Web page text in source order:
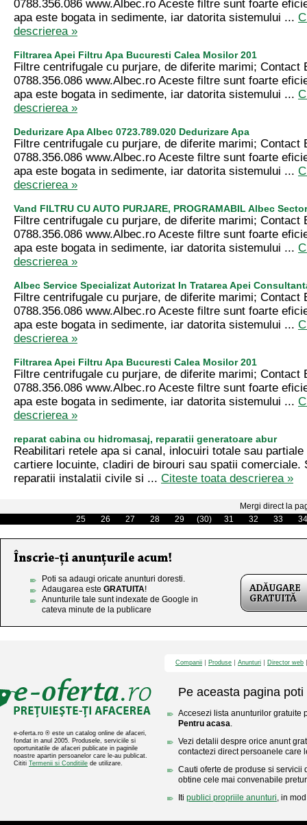
0788.356.086 www.Albec.ro Aceste filtre sunt foarte
apa este bogata in sedimente, iar datorita sistemului ...
descrierea »
Filtrarea Apei Filtru Apa Bucuresti Calea Mosilor 201
Filtre centrifugale cu purjare, de diferite marimi; Contact
0788.356.086 www.Albec.ro Aceste filtre sunt foarte
apa este bogata in sedimente, iar datorita sistemului ...
descrierea »
Dedurizare Apa Albec 0723.789.020 Dedurizare Apa
Filtre centrifugale cu purjare, de diferite marimi; Contact
0788.356.086 www.Albec.ro Aceste filtre sunt foarte
apa este bogata in sedimente, iar datorita sistemului ...
descrierea »
Vand FILTRU CU AUTO PURJARE, PROGRAMABIL Albec
Filtre centrifugale cu purjare, de diferite marimi; Contact
0788.356.086 www.Albec.ro Aceste filtre sunt foarte
apa este bogata in sedimente, iar datorita sistemului ...
descrierea »
Albec Service Specializat Autorizat In Tratarea Apei
Filtre centrifugale cu purjare, de diferite marimi; Contact
0788.356.086 www.Albec.ro Aceste filtre sunt foarte
apa este bogata in sedimente, iar datorita sistemului ...
descrierea »
Filtrarea Apei Filtru Apa Bucuresti Calea Mosilor 201
Filtre centrifugale cu purjare, de diferite marimi; Contact
0788.356.086 www.Albec.ro Aceste filtre sunt foarte
apa este bogata in sedimente, iar datorita sistemului ...
descrierea »
reparat cabina cu hidromasaj, reparatii generatoare abur
Reabilitari retele apa si canal, inlocuiri totale sau
cartiere locuinte, cladiri de birouri sau spatii comerciale.
reparatii instalatii civile si ... Citeste toata descrierea »
Mergi direct la
25
26 27 28 29 (30) 31 32 33 34
Poti sa adaugi oricate anunturi doresti.
Adaugarea este GRATUITA!
Anunturile tale sunt indexate de Google in
cateva minute de la publicare
e-oferta.ro ® este un catalog online de afaceri,
fondat in anul 2005. Produsele, serviciile si
oportunitatile de afaceri publicate in paginile
noastre apartin persoanelor care le-au publicat.
Cititi Termenii si Conditiile de utilizare.
Companii Produse Anunturi Director web
Pe aceasta pagina poti
Accesezi lista anunturilor gratuite
Pentru acasa.
Vezi detalii despre orice anunt
contactezi direct persoanele care
Cauti oferte de produse si servicii
obtine cele mai convenabile
Iti publici propriile anunturi, in